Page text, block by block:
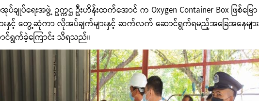
ပ်ချုပ်ရေးအဖွဲ့ ဥက္ကဌ ဦးဟိန်းထက်အောင် က Oxygen Container Box ဖြစ်မြော
းနှင့် တွေ့ဆုံကာ လိုအပ်ချက်များနှင့် ဆက်လက် ဆောင်ရွက်ရမည့်အခြေအနေများ
င်ရွက်ခဲ့ကြောင်း သိရသည်။